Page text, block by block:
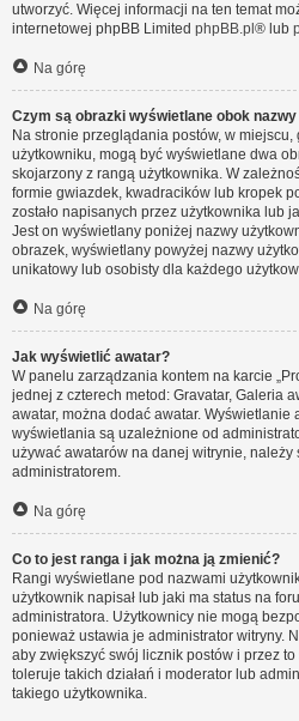
utworzyć. Więcej informacji na ten temat
internetowej phpBB Limited phpBB.pl ® lub
Na górę
Czym są obrazki wyświetlane obok
Na stronie przeglądania postów, w
użytkowniku, mogą być wyświetlane dwa
skojarzony z rangą użytkownika. W
formie gwiazdek, kwadracików lub kropek
zostało napisanych przez użytkownika lub
Jest on wyświetlany poniżej nazwy
obrazek, wyświetlany powyżej nazwy
unikatowy lub osobisty dla każdego
Na górę
Jak wyświetlić awatar?
W panelu zarządzania kontem na karcie
jednej z czterech metod: Gravatar, Galeria
awatar, można dodać awatar. Wyświetlanie
wyświetlania są uzależnione od
używać awatarów na danej witrynie, należy
administratorem.
Na górę
Co to jest ranga i jak można ją zmienić?
Rangi wyświetlane pod nazwami
użytkownik napisał lub jaki ma status na
administratora. Użytkownicy nie mogą
ponieważ ustawia je administrator witryny.
aby zwiększyć swój licznik postów i przez
toleruje takich działań i moderator lub
takiego użytkownika.